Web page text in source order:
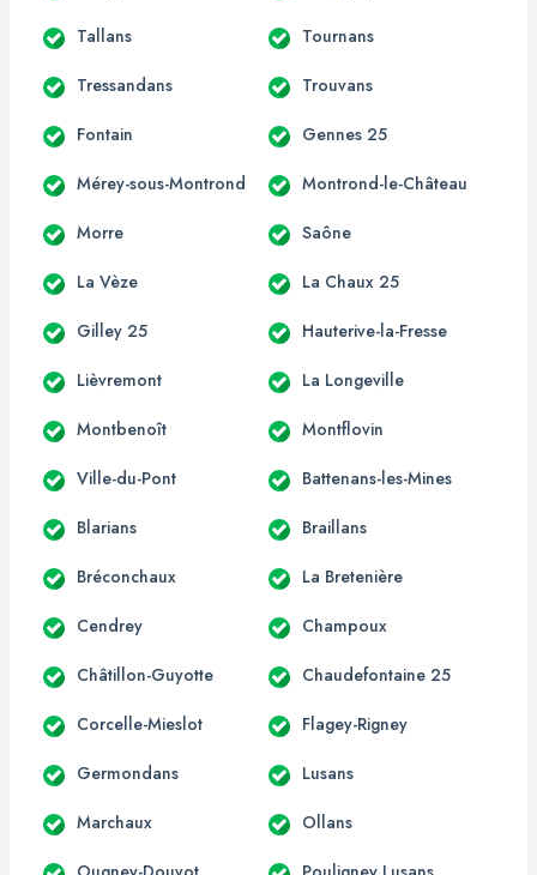
Tallans Tournans
Tressandans Trouvans
Fontain Gennes 25
Mérey-sous-Montrond Montrond-le-Château
Morre Saône
La Vèze La Chaux 25
Gilley 25 Hauterive-la-Fresse
Lièvremont La Longeville
Montbenoît Montflovin
Ville-du-Pont Battenans-les-Mines
Blarians Braillans
Bréconchaux La Bretenière
Cendrey Champoux
Châtillon-Guyotte Chaudefontaine 25
Corcelle-Mieslot Flagey-Rigney
Germondans Lusans
Marchaux Ollans